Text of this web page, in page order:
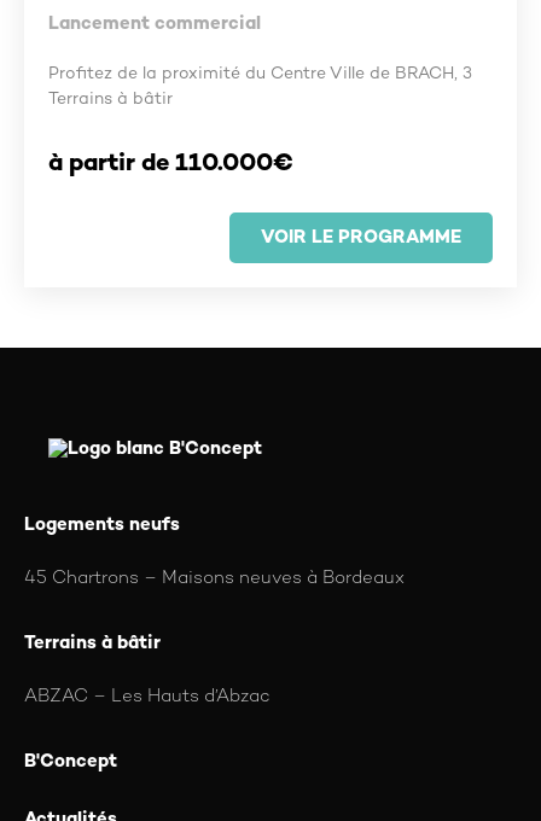
Lancement commercial
Profitez de la proximité du Centre Ville de BRACH, 3
Terrains à bâtir
à partir de 110.000€
VOIR LE PROGRAMME
Logements neufs
45 Chartrons – Maisons neuves à Bordeaux
Terrains à bâtir
ABZAC – Les Hauts d’Abzac
B'Concept